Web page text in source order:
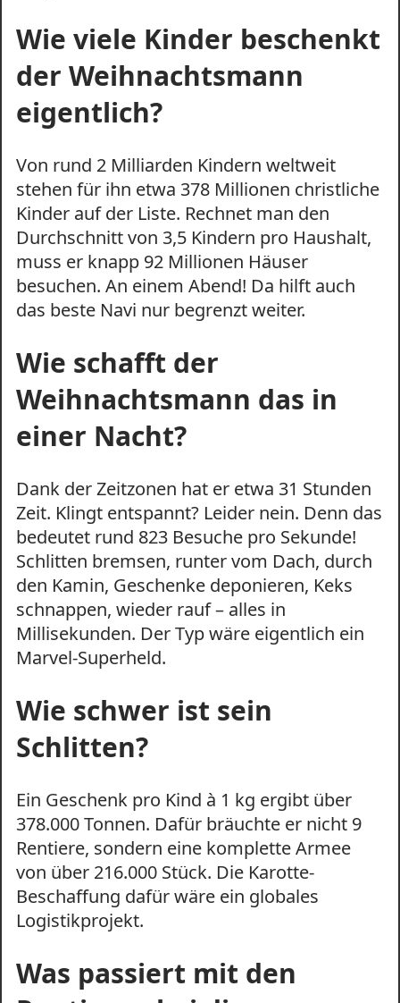
Wie viele Kinder beschenkt
der Weihnachtsmann
eigentlich?
Von rund 2 Milliarden Kindern weltweit
stehen für ihn etwa 378 Millionen christliche
Kinder auf der Liste. Rechnet man den
Durchschnitt von 3,5 Kindern pro Haushalt,
muss er knapp 92 Millionen Häuser
besuchen. An einem Abend! Da hilft auch
das beste Navi nur begrenzt weiter.
Wie schafft der
Weihnachtsmann das in
einer Nacht?
Dank der Zeitzonen hat er etwa 31 Stunden
Zeit. Klingt entspannt? Leider nein. Denn das
bedeutet rund 823 Besuche pro Sekunde!
Schlitten bremsen, runter vom Dach, durch
den Kamin, Geschenke deponieren, Keks
schnappen, wieder rauf – alles in
Millisekunden. Der Typ wäre eigentlich ein
Marvel-Superheld.
Wie schwer ist sein
Schlitten?
Ein Geschenk pro Kind à 1 kg ergibt über
378.000 Tonnen. Dafür bräuchte er nicht 9
Rentiere, sondern eine komplette Armee
von über 216.000 Stück. Die Karotte-
Beschaffung dafür wäre ein globales
Logistikprojekt.
Was passiert mit den